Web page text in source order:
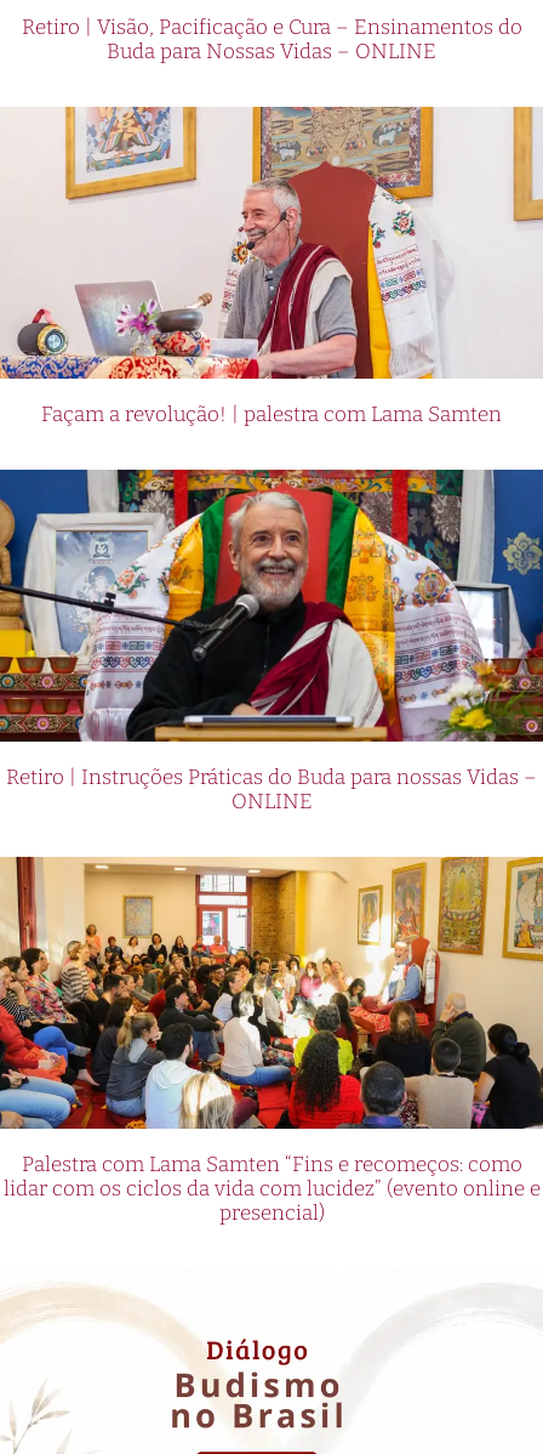
Retiro | Visão, Pacificação e Cura – Ensinamentos do
Buda para Nossas Vidas – ONLINE
Façam a revolução! | palestra com Lama Samten
Retiro | Instruções Práticas do Buda para nossas Vidas –
ONLINE
Palestra com Lama Samten “Fins e recomeços: como
lidar com os ciclos da vida com lucidez” (evento online e
presencial)